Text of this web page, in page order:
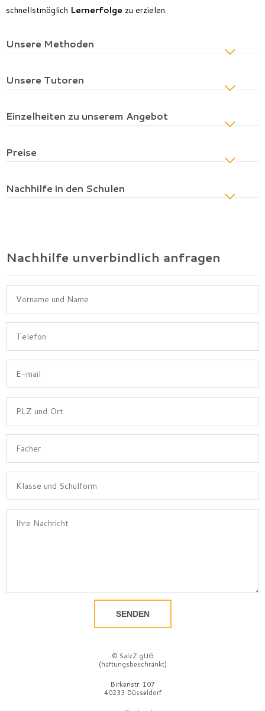
schnellstmöglich Lernerfolge zu erzielen.
Unsere Methoden
Unsere Tutoren
Einzelheiten zu unserem Angebot
Preise
Nachhilfe in den Schulen
Nachhilfe unverbindlich anfragen
SENDEN
© SalzZ gUG
(haftungsbeschränkt)
Birkenstr. 107
40233 Düsseldorf